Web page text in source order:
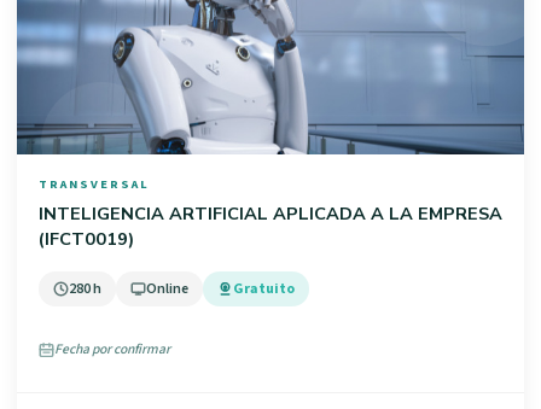
TRANSVERSAL
INTELIGENCIA ARTIFICIAL APLICADA A LA EMPRESA
(IFCT0019)
280 h Online Gratuito
Fecha por confirmar